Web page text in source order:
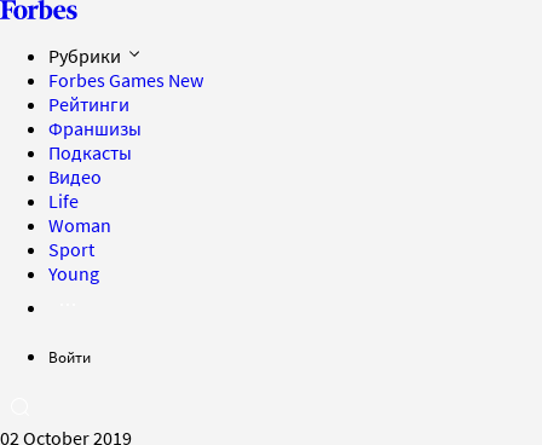
Рубрики
Forbes Games New
Рейтинги
Франшизы
Подкасты
Видео
Life
Woman
Sport
Young
Войти
02 October 2019